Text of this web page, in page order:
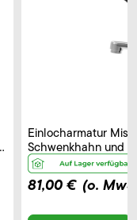
Einlocharmatur
Schwenkhahn und
Bedienhebel,
81,00 € (o.